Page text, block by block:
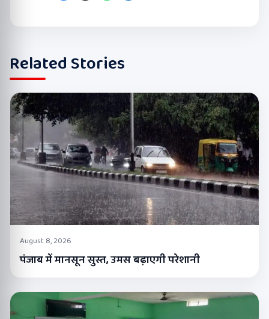
Related Stories
August 8, 2026
पंजाब में मानसून सुस्त, उमस बढ़ाएगी परेशानी